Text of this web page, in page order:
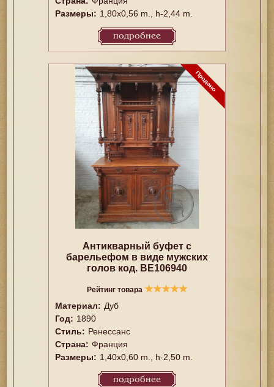
Размеры: 1,80x0,56 m., h-2,44 m.
подробнее
Антикварный буфет с
барельефом в виде мужских
голов код. BE106940
Рейтинг товара ★★★★★
Материал: Дуб
Год: 1890
Стиль: Ренессанс
Страна: Франция
Размеры: 1,40x0,60 m., h-2,50 m.
подробнее